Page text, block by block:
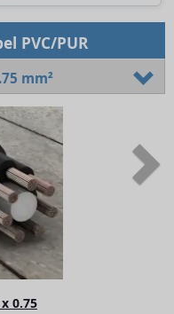
PVC/PUR
mm²
0.75